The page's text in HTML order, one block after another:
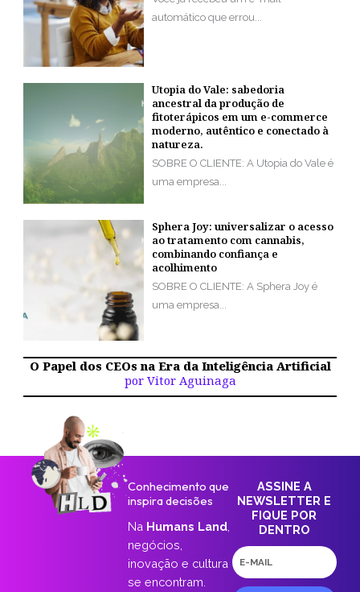
automático que errou...
Utopia do Vale: sabedoria
ancestral da produção de
fitoterápicos em um e-commerce
moderno, autêntico e conectado à
natureza.
SOBRE O CLIENTE: A Utopia do Vale é
uma empresa...
Sphera Joy: universalizar o acesso
ao tratamento com cannabis,
combinando confiança e
acolhimento
SOBRE O CLIENTE: A Sphera Joy é
uma empresa...
O Papel dos CEOs na Era da Inteligência Artificial
por Vitor Aguinaga
Conhecimento que
inspira decisões
Na Humans Land
negócios,
inovação e cultura
se encontram.
ASSINE A
NEWSLETTER E
FIQUE POR
DENTRO
E-
mail